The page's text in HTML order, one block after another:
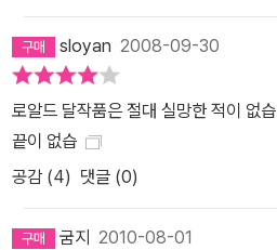
sloyan 2008-09-30
로알드 달작품은 절대 실망한 적이 없
끝이 없습
공감 (4) 댓글 (0)
굼지 2010-08-01